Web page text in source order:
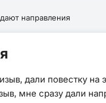
направления
дали повестку
мне сразу дали